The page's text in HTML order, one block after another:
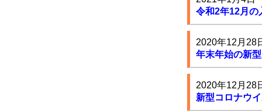
令和2年12月の
2020年12月28
年末年始の新
2020年12月28
新型コロナウ